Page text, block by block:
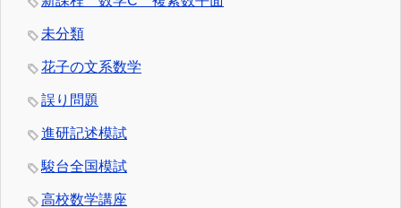
未分類
花子の文系数学
誤り問題
進研記述模試
駿台全国模試
高校数学講座